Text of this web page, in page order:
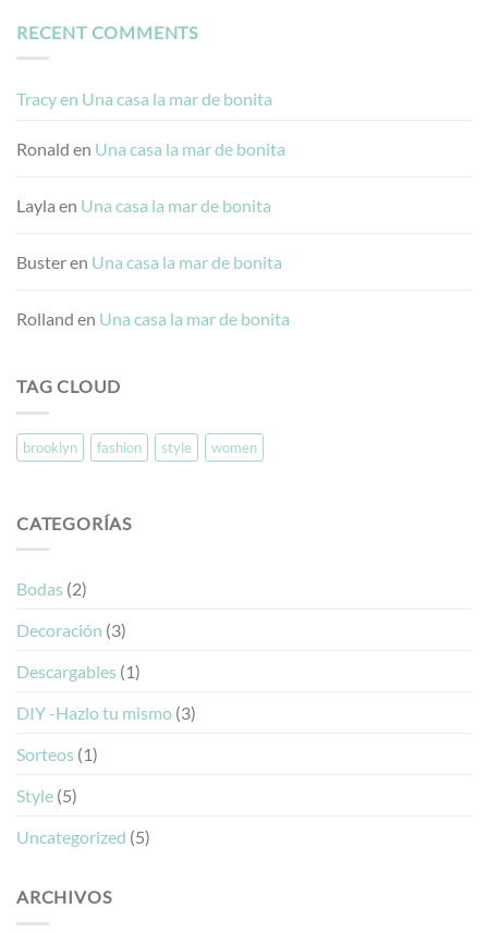
RECENT COMMENTS
Tracyen Una casa la mar de bonita
Ronald en Una casa la mar de bonita
Layla en Una casa la mar de bonita
Busteren Una casa la mar de bonita
Rolland en Una casa la mar de bonita
TAG CLOUD
brooklyn fashion style women
CATEGORÍAS
Bodas (2)
Decoración (3)
Descargables (1)
DIY -Hazlo tu mismo (3)
Sorteos (1)
Style (5)
Uncategorized (5)
ARCHIVOS